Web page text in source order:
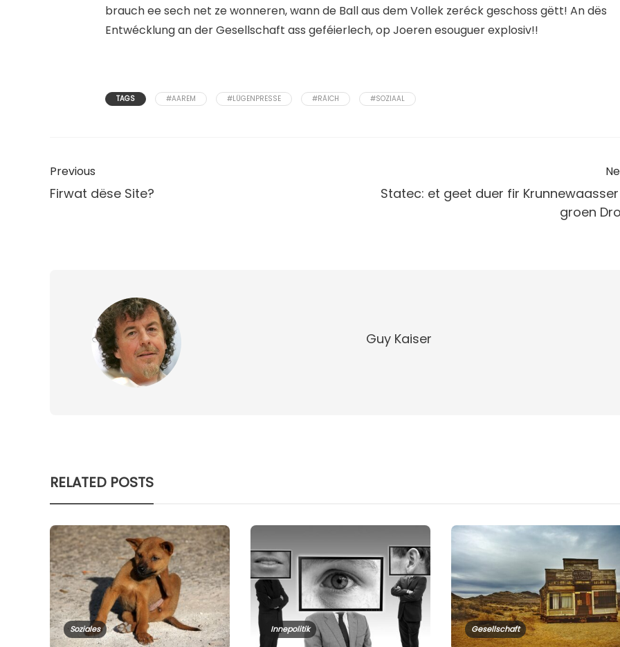
brauch ee sech net ze wonneren, wann de Ball aus dem Vollek zeréck geschoss gëtt! An dës
Entwécklung an der Gesellschaft ass geféierlech, op Joeren esouguer explosiv!!
TAGS #AAREM #LÜGENPRESSE #RÄICH #SOZIAAL
Previous
Firwat dëse Site?
Statec: et geet duer fir
groen
Guy Kaiser
RELATED POSTS
Soziales Innepolitik Gesellschaft